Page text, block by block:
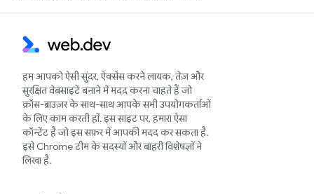
हम आपको ऐसी सुंदर, ऐक्सेस करने लायक, तेज़ और
सुरक्षित वेबसाइटें बनाने में मदद करना चाहते हैं जो
क्रॉस-ब्राउज़र के साथ-साथ आपके सभी उपयोगकर्ताओं
के लिए काम करती हों. इस साइट पर, हमारा ऐसा
कॉन्टेंट है जो इस सफ़र में आपकी मदद कर सकता है.
इसे Chrome टीम के सदस्यों और बाहरी विशेषज्ञों ने
लिखा है.